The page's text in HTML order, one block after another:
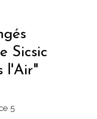
Sicsic
l'Air"
5